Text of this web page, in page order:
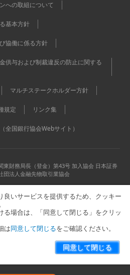
への取組について
基本方針
協働に係る方針
供与および制裁違反の防止に関する
マルチステークホルダー方針
規定 リンク集
全国銀行協会Webサイト）
東財務局長（登金）第43号 加入協会 日本証券
団法人金融先物取引業協会
Bank, Ltd. All Rights Reserved.
良いサービスを提供するため、クッキー
る場合は、「同意して閉じる」をクリッ
は同意して閉じるをご確認ください。
同意して閉じる